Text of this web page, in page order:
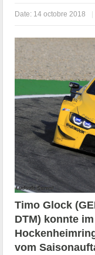
Date: 14 octobre 2018 |
Timo Glock
DTM) konnte
vom